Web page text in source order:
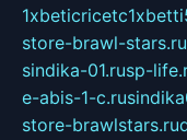
store-brawl-stars.ru
sindika-01.rusp-
e-abis-1-c.ru
store-brawlstars.ru